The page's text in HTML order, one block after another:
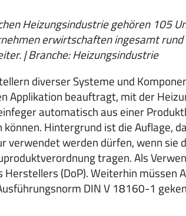
Heizungsindustrie gehören 105
erwirtschaften ingesamt
| Branche: Heizungsindustrie
diverser Systeme und
Applikation beauftragt, mit der
automatisch aus einer
Hintergrund ist die Auflage,
verwendet werden dürfen, wenn sie
tragen. Als
(DoP). Weiterhin müssen
DIN V 18160-1